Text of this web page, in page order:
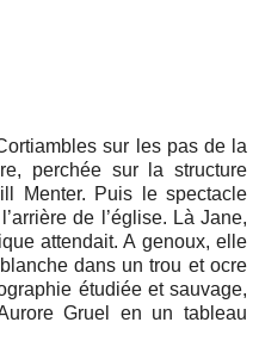
sur les pas de la
perchée sur la structure
Menter. Puis le spectacle
de l’église. Là Jane,
attendait. A genoux, elle
dans un trou et ocre
étudiée et sauvage,
Gruel en un tableau